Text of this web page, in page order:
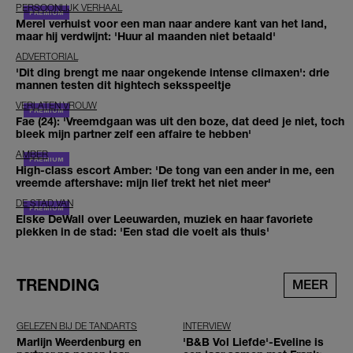
PERSOONLIJK VERHAAL
Merel verhuist voor een man naar andere kant van het land,
maar hij verdwijnt: 'Huur al maanden niet betaald'
ADVERTORIAL
'Dit ding brengt me naar ongekende intense climaxen': drie
mannen testen dit hightech seksspeeltje
VERLATEN VROUW
Fae (24): 'Vreemdgaan was uit den boze, dat deed je niet, toch
bleek mijn partner zelf een affaire te hebben'
AMBER
High-class escort Amber: 'De tong van een ander in me, een
vreemde aftershave: mijn lief trekt het niet meer'
DE STAD VAN
Elske DeWall over Leeuwarden, muziek en haar favoriete
plekken in de stad: 'Een stad die voelt als thuis'
TRENDING MEER
GELEZEN BIJ DE TANDARTS
Marlijn Weerdenburg en
INTERVIEW
'B&B Vol Liefde'-Eveline is